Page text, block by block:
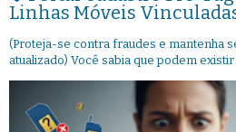
Linhas Móveis Vinculadas
(Proteja-se contra fraudes e mantenha
atualizado) Você sabia que podem